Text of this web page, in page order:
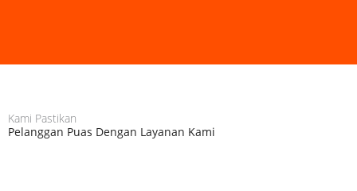
Kami Pastikan
Pelanggan Puas Dengan Layanan Kami